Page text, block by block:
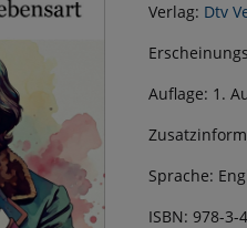
Verlag: Dtv
Auflage: 1.
Sprache:
ISBN: 978-3-